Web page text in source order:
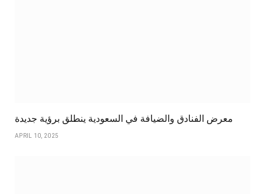
معرض الفنادق والضيافة في السعودية ينطلق برؤية جديدة
APRIL 10, 2025